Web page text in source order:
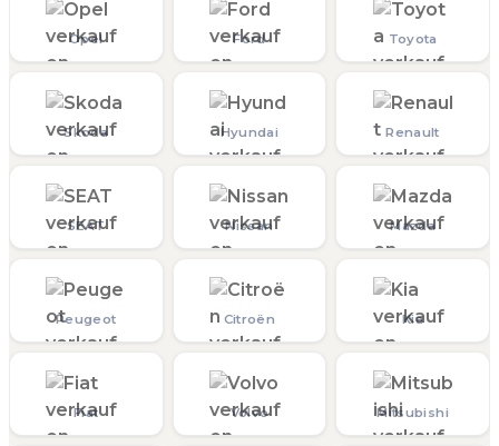
Opel Ford Toyota
Skoda Hyundai Renault
SEAT Nissan Mazda
Peugeot Citroën Kia
Fiat Volvo Mitsubishi